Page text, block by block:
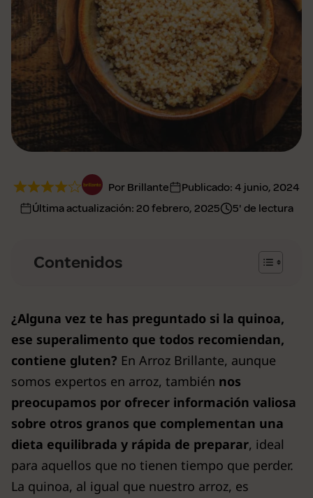
Por Brillante Publicado: 4 junio, 2024
Última actualización: 20 febrero, 2025 5' de lectura
Contenidos
¿Alguna vez te has preguntado si la quinoa,
ese superalimento que todos recomiendan,
contiene gluten? En Arroz Brillante, aunque
somos expertos en arroz, también nos
preocupamos por ofrecer información valiosa
sobre otros granos que complementan una
dieta equilibrada y rápida de preparar, ideal
para aquellos que no tienen tiempo que perder.
La quinoa, al igual que nuestro arroz, es